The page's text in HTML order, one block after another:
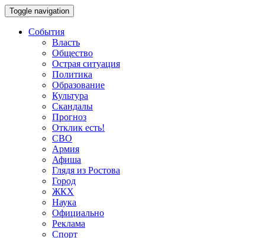
Toggle navigation
События
Власть
Общество
Острая ситуация
Политика
Образование
Культура
Скандалы
Прогноз
Отклик есть!
СВО
Армия
Афиша
Глядя из Ростова
Город
ЖКХ
Наука
Официально
Реклама
Спорт